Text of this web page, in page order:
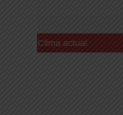
Clima actual